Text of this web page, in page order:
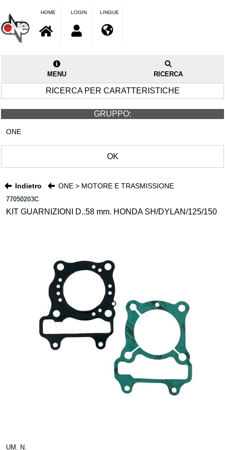
HOME LOGIN LINGUE
MENU RICERCA
RICERCA PER CARATTERISTICHE
GRUPPO:
ONE
OK
Indietro ONE > MOTORE E TRASMISSIONE
77050203C
KIT GUARNIZIONI D..58 mm. HONDA SH/DYLAN/125/150
UM. N.